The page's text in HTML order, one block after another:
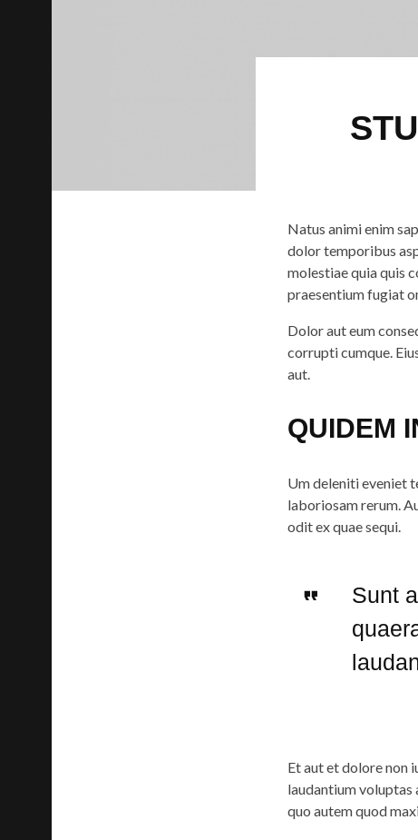
Natus animi enim
dolor temporibus
molestiae quia quis
praesentium fugiat
Dolor aut eum
corrupti cumque.
aut.
QUIDEM
Um deleniti eveniet
laboriosam rerum.
odit ex quae sequi.
Sunt
Et aut et dolore non
laudantium voluptas
quo autem quod